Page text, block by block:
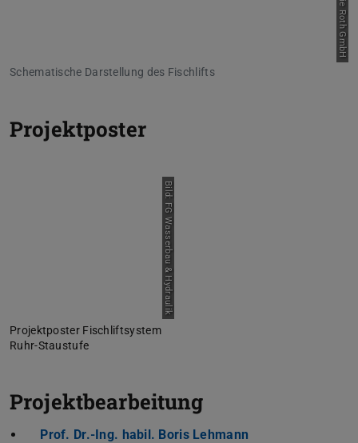
Schematische Darstellung des Fischlifts
Projektposter
Bild: FG Wasserbau & Hydraulik
Projektposter Fischliftsystem
Ruhr-Staustufe
Projektbearbeitung
Prof. Dr.-Ing. habil. Boris Lehmann